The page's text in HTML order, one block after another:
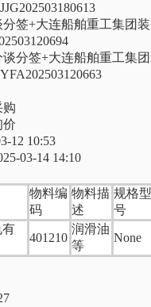
签+大连船舶重工集团
分签+大连船舶重工集
购
价
12 10:53
03-14 14:10
物料编
码
物料描
述
规格型
号
有
401210
润滑油
等
None